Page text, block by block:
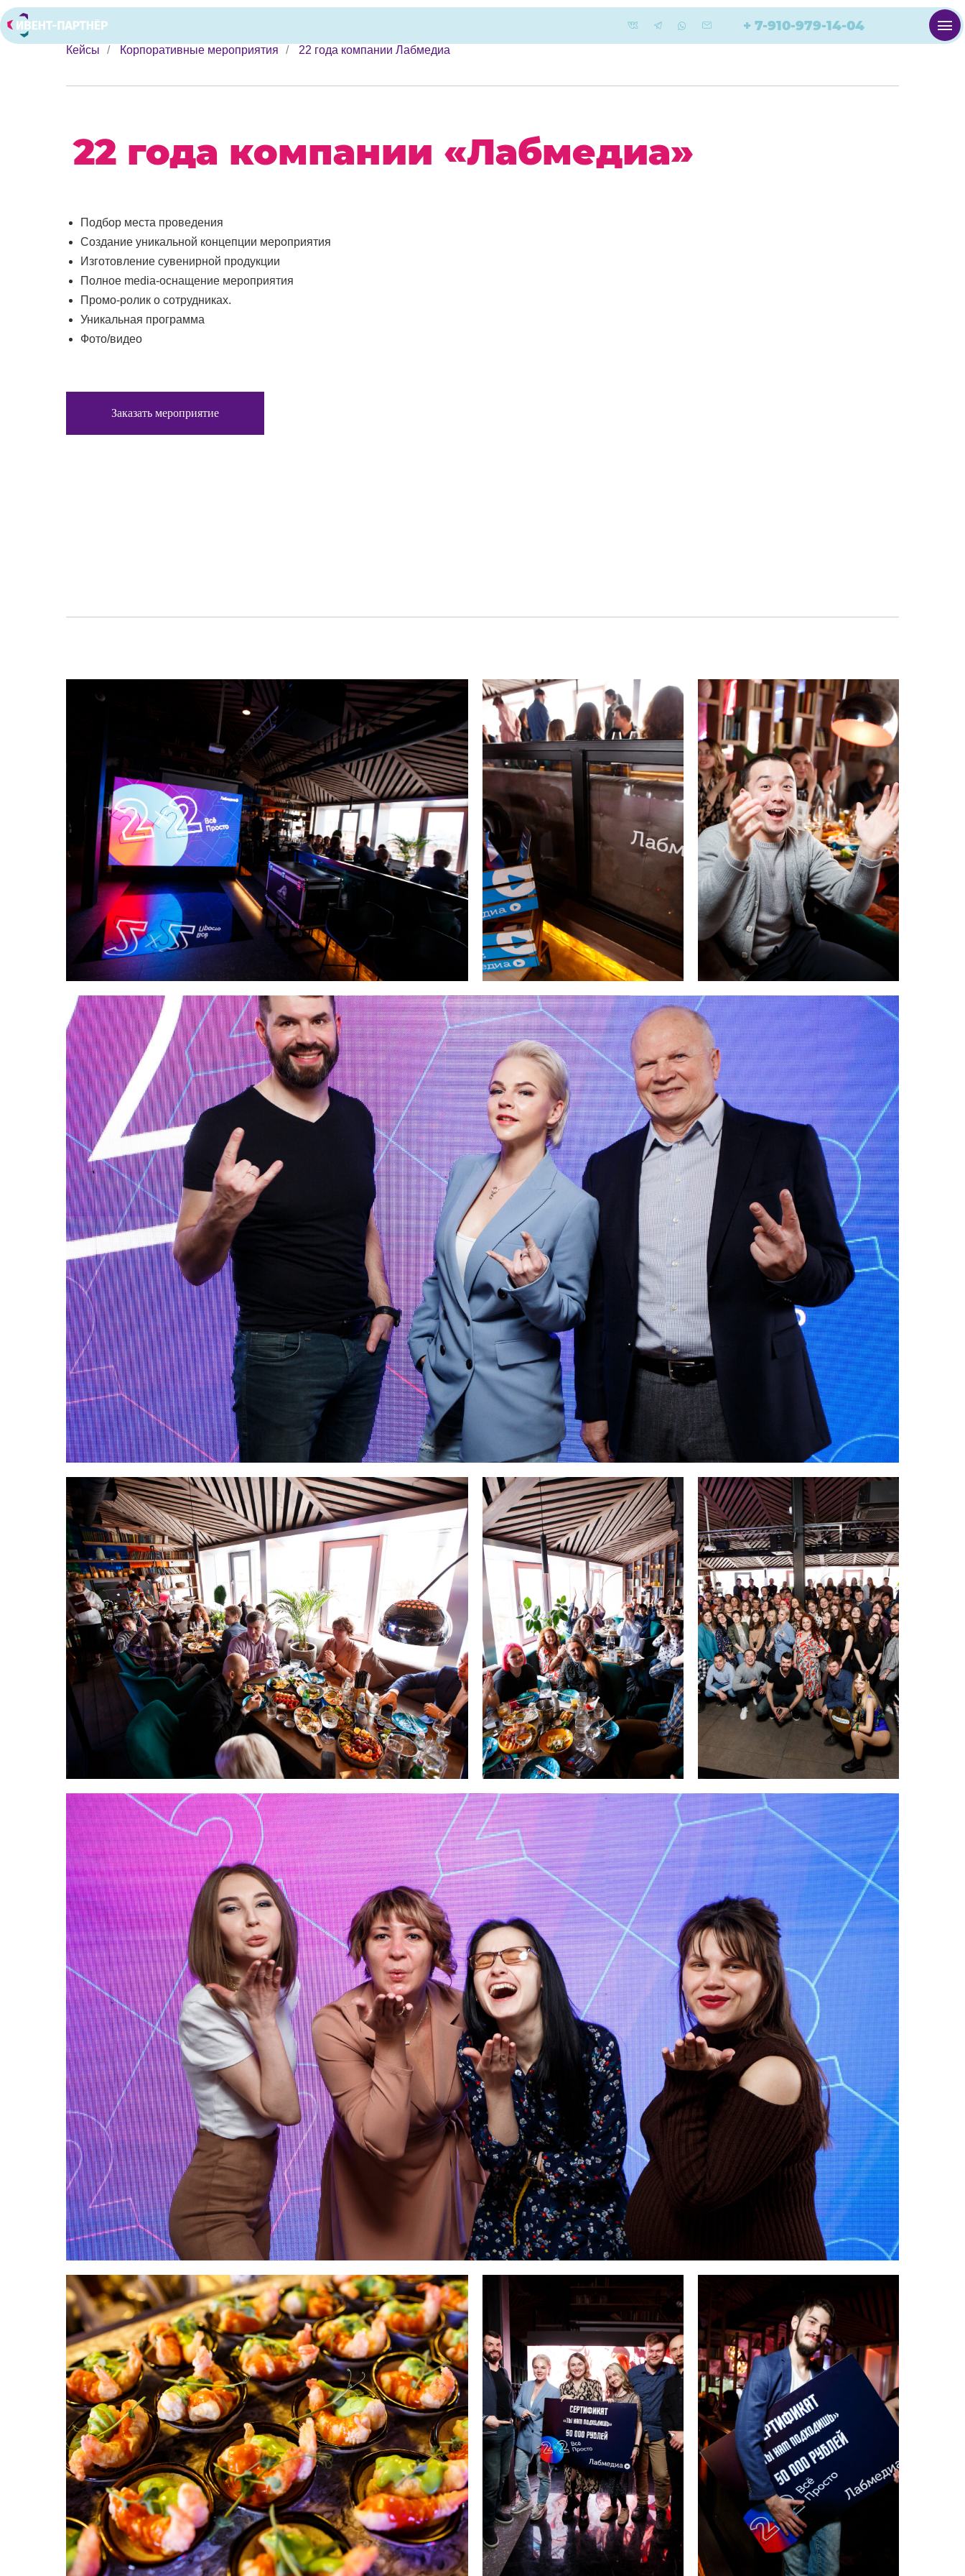
+ 7-910-979-14-0 4
Кейсы / Корпоративные мероприятия / 22 года компании Лабмедиа
22 года компании «Лабмедиа»
Подбор места проведения
Создание уникальной концепции мероприятия
Изготовление сувенирной продукции
Полное media-оснащение мероприятия
Промо-ролик о сотрудниках.
Уникальная программа
Фото/видео
Заказать мероприятие